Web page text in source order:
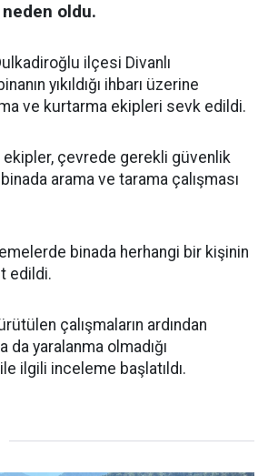
oldu.
ilçesi Divanlı
yıkıldığı ihbarı üzerine
ve kurtarma ekipleri sevk edildi.
ekipler, çevrede gerekli güvenlik
arama ve tarama çalışması
binada herhangi bir kişinin
edildi.
çalışmaların ardından
da yaralanma olmadığı
ilgili inceleme başlatıldı.